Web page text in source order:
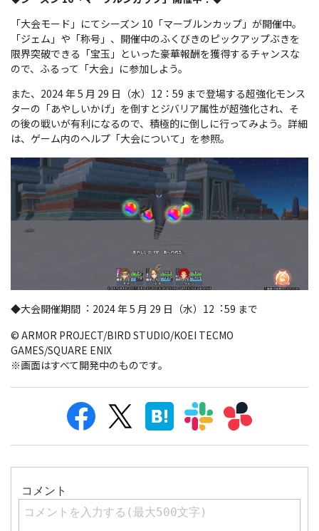
「大会モード」にてシーズン 10「マーブルンカップ」が開催中。
「ジェム」や「称号」、開催中のふくびきのピックアップぶきを
限界突破できる「宝玉」といった豪華報酬を獲得するチャンスな
ので、ふるって「大会」に参加しよう。
また、2024 年 5 月 29 日（水）12：59 まで登場する超強化モンス
ターの「あやしいかげ」を倒すとジバリア属性が超強化され、そ
の後の戦いが有利になるので、積極的に倒しに行ってみよう。詳細
は、ゲーム内のヘルプ「大会について」を参照。
◆大会開催期間︓ 2024 年 5 月 29 日（水）12︓59 まで
© ARMOR PROJECT/BIRD STUDIO/KOEI TECMO
GAMES/SQUARE ENIX
※画面はすべて開発中のものです。